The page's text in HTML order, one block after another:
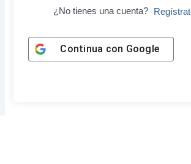
¿No tienes una cuenta?
Continua con Google